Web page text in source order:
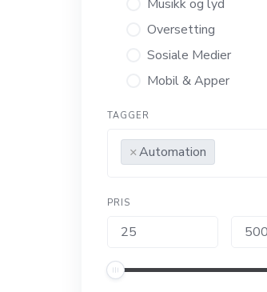
Musikk og lyd
Oversetting
Sosiale Medier
Mobil & Apper
TAGGER
×Automation
PRIS